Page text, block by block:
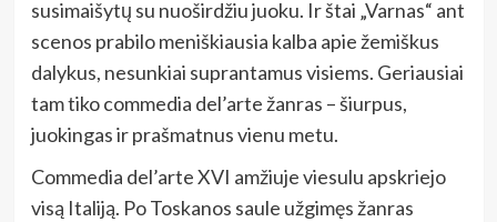
susimaišytų su nuoširdžiu juoku. Ir štai „Varnas“ ant
scenos prabilo meniškiausia kalba apie žemiškus
dalykus, nesunkiai suprantamus visiems. Geriausiai
tam tiko commedia del’arte žanras – šiurpus,
juokingas ir prašmatnus vienu metu.
Commedia del’arte XVI amžiuje viesulu apskriejo
visą Italiją. Po Toskanos saule užgimęs žanras